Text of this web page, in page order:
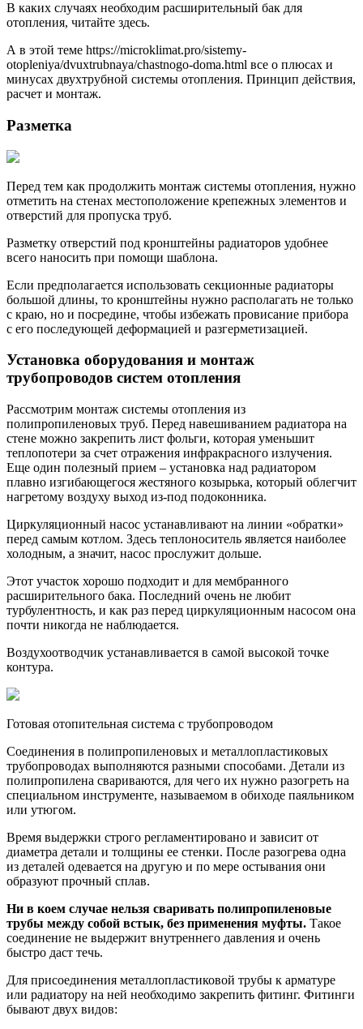
В каких случаях необходим расширительный бак для
отопления, читайте здесь.
А в этой теме https://microklimat.pro/sistemy-
otopleniya/dvuxtrubnaya/chastnogo-doma.html все о плюсах и
минусах двухтрубной системы отопления. Принцип действия,
расчет и монтаж.
Разметка
Перед тем как продолжить монтаж системы отопления, нужно
отметить на стенах местоположение крепежных элементов и
отверстий для пропуска труб.
Разметку отверстий под кронштейны радиаторов удобнее
всего наносить при помощи шаблона.
Если предполагается использовать секционные радиаторы
большой длины, то кронштейны нужно располагать не только
с краю, но и посредине, чтобы избежать провисание прибора
с его последующей деформацией и разгерметизацией.
Установка оборудования и монтаж
трубопроводов систем отопления
Рассмотрим монтаж системы отопления из
полипропиленовых труб. Перед навешиванием радиатора на
стене можно закрепить лист фольги, которая уменьшит
теплопотери за счет отражения инфракрасного излучения.
Еще один полезный прием – установка над радиатором
плавно изгибающегося жестяного козырька, который облегчит
нагретому воздуху выход из-под подоконника.
Циркуляционный насос устанавливают на линии «обратки»
перед самым котлом. Здесь теплоноситель является наиболее
холодным, а значит, насос прослужит дольше.
Этот участок хорошо подходит и для мембранного
расширительного бака. Последний очень не любит
турбулентность, и как раз перед циркуляционным насосом она
почти никогда не наблюдается.
Воздухоотводчик устанавливается в самой высокой точке
контура.
Готовая отопительная система с трубопроводом
Соединения в полипропиленовых и металлопластиковых
трубопроводах выполняются разными способами. Детали из
полипропилена свариваются, для чего их нужно разогреть на
специальном инструменте, называемом в обиходе паяльником
или утюгом.
Время выдержки строго регламентировано и зависит от
диаметра детали и толщины ее стенки. После разогрева одна
из деталей одевается на другую и по мере остывания они
образуют прочный сплав.
Ни в коем случае нельзя сваривать полипропиленовые
трубы между собой встык, без применения муфты. Такое
соединение не выдержит внутреннего давления и очень
быстро даст течь.
Для присоединения металлопластиковой трубы к арматуре
или радиатору на ней необходимо закрепить фитинг. Фитинги
бывают двух видов: